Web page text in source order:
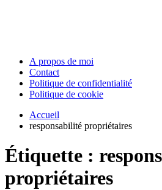
A propos de moi
Contact
Politique de confidentialité
Politique de cookie
Accueil
responsabilité propriétaires
Étiquette :
propriétaires